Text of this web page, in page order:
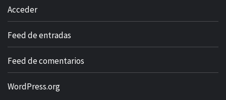
Acceder
Feed de entradas
Feed de comentarios
WordPress.org